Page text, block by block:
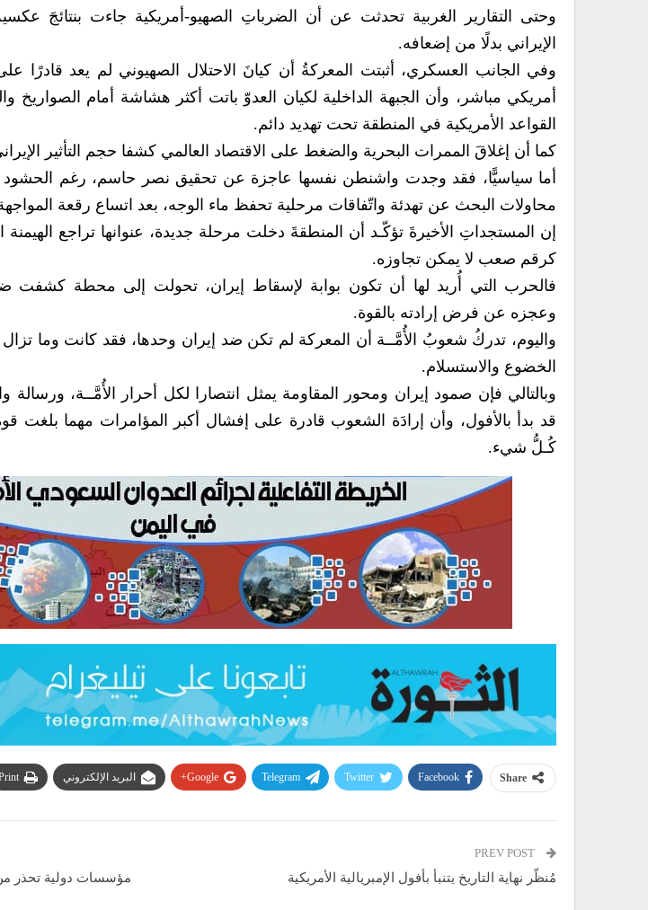
وحتى التقارير الغربية تحدثت عن أن الضرباتِ الصهيو-أمريكية جاءت بنتائجَ
الإيراني بدلًا من إضعافه.
وفي الجانب العسكري، أثبتت المعركةُ أن كيانَ الاحتلال الصهيوني لم يعد
أمريكي مباشر، وأن الجبهة الداخلية لكيان العدوّ باتت أكثر هشاشة أمام الصواريخ
القواعد الأمريكية في المنطقة تحت تهديد دائم.
كما أن إغلاقَ الممرات البحرية والضغط على الاقتصاد العالمي كشفا حجم التأثير
أما سياسيًّا، فقد وجدت واشنطن نفسها عاجزة عن تحقيق نصر حاسم، رغم الحشود
محاولات البحث عن تهدئة واتّفاقات مرحلية تحفظ ماء الوجه، بعد اتساع رقعة
إن المستجداتِ الأخيرةَ تؤكّـد أن المنطقةَ دخلت مرحلة جديدة، عنوانها تراجع الهيمنة
كرقم صعب لا يمكن تجاوزه.
فالحرب التي أُريد لها أن تكون بوابة لإسقاط إيران، تحولت إلى محطة كشفت
وعجزه عن فرض إرادته بالقوة.
واليوم، تدركُ شعوبُ الأُمَّــة أن المعركة لم تكن ضد إيران وحدها، فقد كانت وما
الخضوع والاستسلام.
وبالتالي فإن صمود إيران ومحور المقاومة يمثل انتصارا لكل أحرار الأُمَّــة،
قد بدأ بالأفول، وأن إرادَة الشعوب قادرة على إفشال أكبر المؤامرات مهما بلغت
كُـلُّ شيء.
Share
Facebook
Twitter
Telegram
Google+ البريد الإلكتروني
مُنظّر نهاية التاريخ يتنبأ بأفول الإمبريالية الأمريكية
مؤسسات دولية تحذر